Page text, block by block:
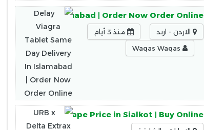
Delivery In Islamabad | Order Now Order Online
الاردن - اربد
منذ 3 أيام
Disposable Vape Price in Sialkot | Buy Online